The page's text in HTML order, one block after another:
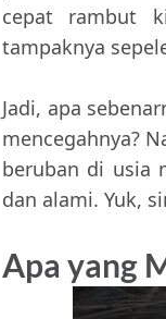
cepat rambut
tampaknya
Jadi, apa
mencegahnya?
beruban di usia
dan alami. Yuk,
Apa yang